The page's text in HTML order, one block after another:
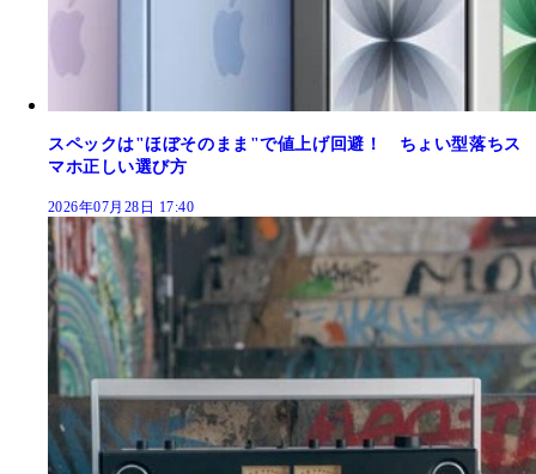
スペックは"ほぼそのまま"で値上げ回避！ ちょい型落ちス
マホ正しい選び方
2026年07月28日 17:40